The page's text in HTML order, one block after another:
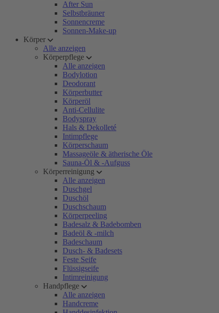
After Sun
Selbstbräuner
Sonnencreme
Sonnen-Make-up
Körper
Alle anzeigen
Körperpflege
Alle anzeigen
Bodylotion
Deodorant
Körperbutter
Körperöl
Anti-Cellulite
Bodyspray
Hals & Dekolleté
Intimpflege
Körperschaum
Massageöle & ätherische Öle
Sauna-Öl & -Aufguss
Körperreinigung
Alle anzeigen
Duschgel
Duschöl
Duschschaum
Körperpeeling
Badesalz & Badebomben
Badeöl & -milch
Badeschaum
Dusch- & Badesets
Feste Seife
Flüssigseife
Intimreinigung
Handpflege
Alle anzeigen
Handcreme